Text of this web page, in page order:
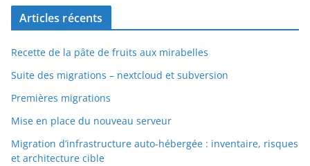
Articles récents
Recette de la pâte de fruits aux mirabelles
Suite des migrations – nextcloud et subversion
Premières migrations
Mise en place du nouveau serveur
Migration d’infrastructure auto-hébergée : inventaire, risques
et architecture cible